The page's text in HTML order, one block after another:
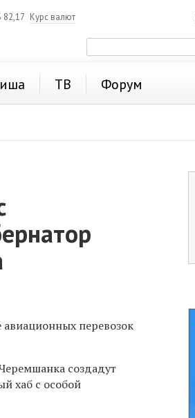
82,17 Курс валют
ТВ Форум
авиационных перевозок
создадут
хаб с особой